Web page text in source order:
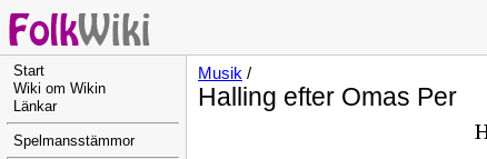
Start
Wiki om Wikin
Länkar
Spelmansstämmor
Musik /
Halling efter Omas Per